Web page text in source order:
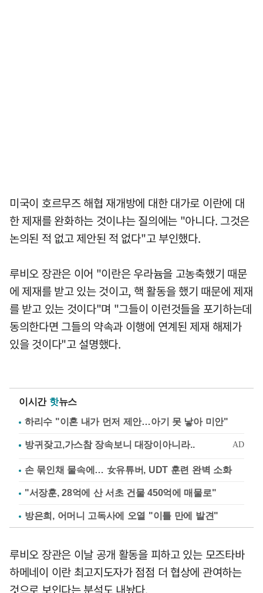
미국이 호르무즈 해협 재개방에 대한 대가로 이란에 대
한 제재를 완화하는 것이냐는 질의에는 "아니다. 그것은
논의된 적 없고 제안된 적 없다"고 부인했다.
루비오 장관은 이어 "이란은 우라늄을 고농축했기 때문
에 제재를 받고 있는 것이고, 핵 활동을 했기 때문에 제재
를 받고 있는 것이다"며 "그들이 이런것들을 포기하는데
동의한다면 그들의 약속과 이행에 연계된 제재 해제가
있을 것이다"고 설명했다.
이시간 핫뉴스
하리수 "이혼 내가 먼저 제안…아기 못 낳아 미안"
손 묶인채 물속에… 女유튜버, UDT 훈련 완벽 소화
"서장훈, 28억에 산 서초 건물 450억에 매물로"
방은희, 어머니 고독사에 오열 "이틀 만에 발견"
루비오 장관은 이날 공개 활동을 피하고 있는 모즈타바
하메네이 이란 최고지도자가 점점 더 협상에 관여하는
것으로 보인다는 분석도 내놨다.